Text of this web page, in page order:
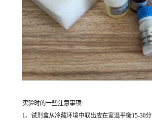
实验时的一些注意事项:
1、试剂盒从冷藏环境中取出应在室温平衡15-30